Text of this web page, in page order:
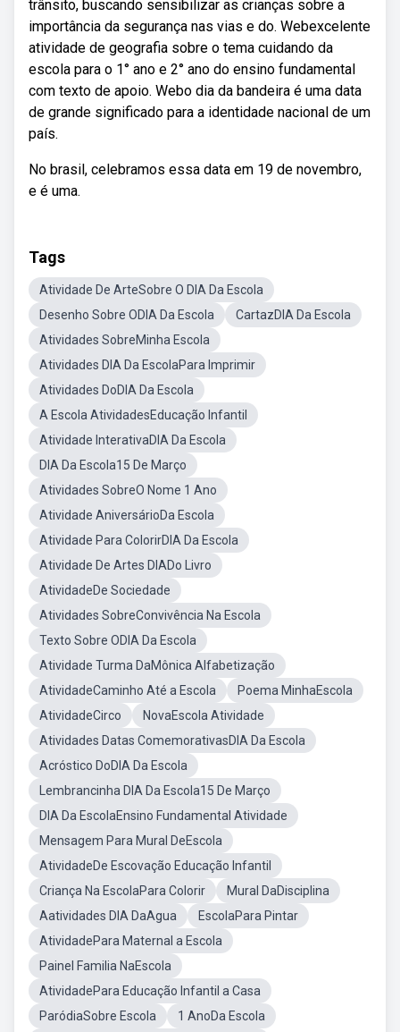
trânsito, buscando sensibilizar as crianças sobre a
importância da segurança nas vias e do. Webexcelente
atividade de geografia sobre o tema cuidando da
escola para o 1° ano e 2° ano do ensino fundamental
com texto de apoio. Webo dia da bandeira é uma data
de grande significado para a identidade nacional de um
país.
No brasil, celebramos essa data em 19 de novembro,
e é uma.
Tags
Atividade De ArteSobre O DIA Da Escola
Desenho Sobre ODIA Da Escola
CartazDIA Da Escola
Atividades SobreMinha Escola
Atividades DIA Da EscolaPara Imprimir
Atividades DoDIA Da Escola
A Escola AtividadesEducação Infantil
Atividade InterativaDIA Da Escola
DIA Da Escola15 De Março
Atividades SobreO Nome 1 Ano
Atividade AniversárioDa Escola
Atividade Para ColorirDIA Da Escola
Atividade De Artes DIADo Livro
AtividadeDe Sociedade
Atividades SobreConvivência Na Escola
Texto Sobre ODIA Da Escola
Atividade Turma DaMônica Alfabetização
AtividadeCaminho Até a Escola
Poema MinhaEscola
AtividadeCirco
NovaEscola Atividade
Atividades Datas ComemorativasDIA Da Escola
Acróstico DoDIA Da Escola
Lembrancinha DIA Da Escola15 De Março
DIA Da EscolaEnsino Fundamental Atividade
Mensagem Para Mural DeEscola
AtividadeDe Escovação Educação Infantil
Criança Na EscolaPara Colorir
Mural DaDisciplina
Aatividades DIA DaAgua
EscolaPara Pintar
AtividadePara Maternal a Escola
Painel Familia NaEscola
AtividadePara Educação Infantil a Casa
ParódiaSobre Escola
1 AnoDa Escola